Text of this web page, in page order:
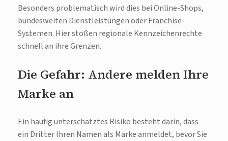
Besonders problematisch wird dies bei Online-Shops,
bundesweiten Dienstleistungen oder Franchise-
Systemen. Hier stoßen regionale Kennzeichenrechte
schnell an ihre Grenzen.
Die Gefahr: Andere melden Ihre
Marke an
Ein häufig unterschätztes Risiko besteht darin, dass
ein Dritter Ihren Namen als Marke anmeldet, bevor Sie